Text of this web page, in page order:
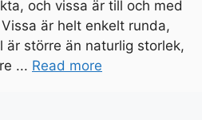
och vissa är till och med
är helt enkelt runda,
är större än naturlig storlek,
... Read more